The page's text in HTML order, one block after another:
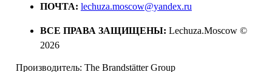
ПОЧТА: lechuza.moscow@yandex.ru
ВСЕ ПРАВА ЗАЩИЩЕНЫ: Lechuza.Moscow ©
2026
Производитель: The Brandstätter Group